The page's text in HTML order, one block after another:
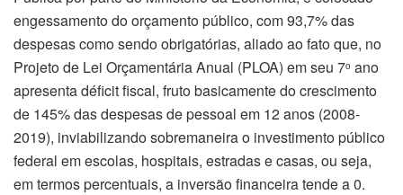
engessamento do orçamento público, com 93,7% das
despesas como sendo obrigatórias, aliado ao fato que, no
Projeto de Lei Orçamentária Anual (PLOA) em seu 7o ano
apresenta déficit fiscal, fruto basicamente do crescimento
de 145% das despesas de pessoal em 12 anos (2008-
2019), inviabilizando sobremaneira o investimento público
federal em escolas, hospitais, estradas e casas, ou seja,
em termos percentuais, a inversão financeira tende a 0.